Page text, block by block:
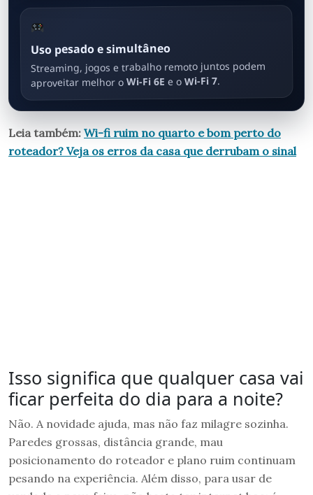
Uso pesado e simultâneo
Streaming, jogos e trabalho remoto juntos podem
aproveitar melhor oWi-Fi 6E e oWi-Fi 7.
Leia também: Wi-fi ruim no quarto e bom perto do
roteador? Veja os erros da casa que derrubam o sinal
Isso significa que qualquer casa vai
ficar perfeita do dia para a noite?
Não. A novidade ajuda, mas não faz milagre sozinha.
Paredes grossas, distância grande, mau
posicionamento do roteador e plano ruim continuam
pesando na experiência. Além disso, para usar de